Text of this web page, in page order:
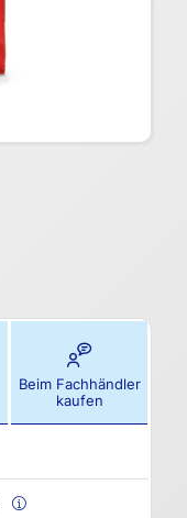
Beim Fachhändler
kaufen